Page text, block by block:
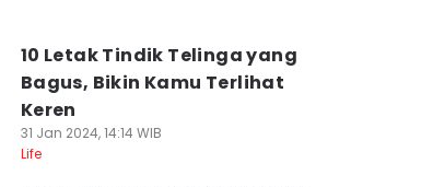
10 Letak Tindik Telinga yang
Bagus, Bikin Kamu Terlihat
Keren
31 Jan 2024, 14:14 WIB
Life